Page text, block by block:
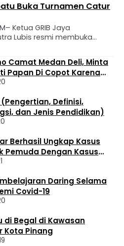
Buka Turnamen Catur
Ketua GRIB Jaya
Lubis resmi membuka
yang dilaksanakan di
Rantauprapat pada
catur ini untuk
diikuti oleh 42 peserta dari
HUT RI, mari kita
sportifitas olahraga,” kata
Camat Medan Deli, Minta
Papan Di Copot Karena
Warganya
Definisi,
dan Jenis Pendidikan)
Berhasil Ungkap Kasus
Pemuda Dengan Kasus
Daring Selama
Covid-19
di Begal di Kawasan
Kota Pinang